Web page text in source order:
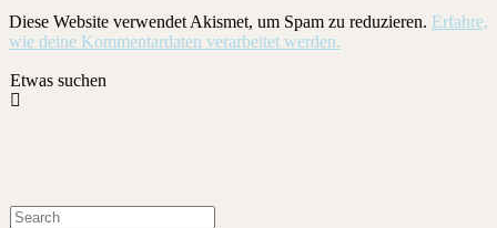
Diese Website verwendet Akismet, um Spam zu reduzieren. Erfahre,
wie deine Kommentardaten verarbeitet werden.
Etwas suchen